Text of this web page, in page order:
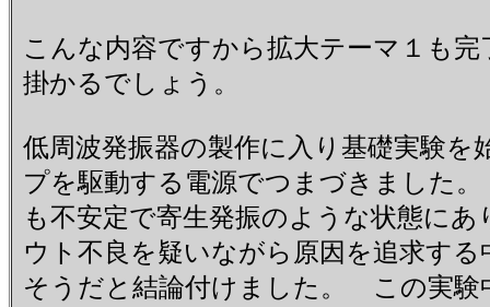
こんな内容ですから拡大テーマ１も
掛かるでしょう。
低周波発振器の製作に入り基礎実験
プを駆動する電源でつまづきました
も不安定で寄生発振のような状態に
ウト不良を疑いながら原因を追求す
そうだと結論付けました。 この実験